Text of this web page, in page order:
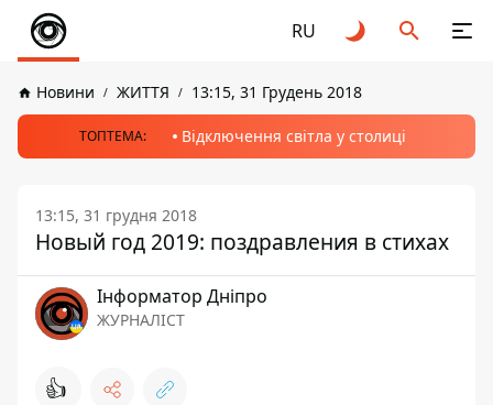
RU
Новини ЖИТТЯ 13:15, 31 Грудень 2018
ТОПТЕМА: Відключення світла у столиці
13:15, 31 грудня 2018
Новый год 2019: поздравления в стихах
Інформатор Дніпро
ЖУРНАЛІСТ
👍